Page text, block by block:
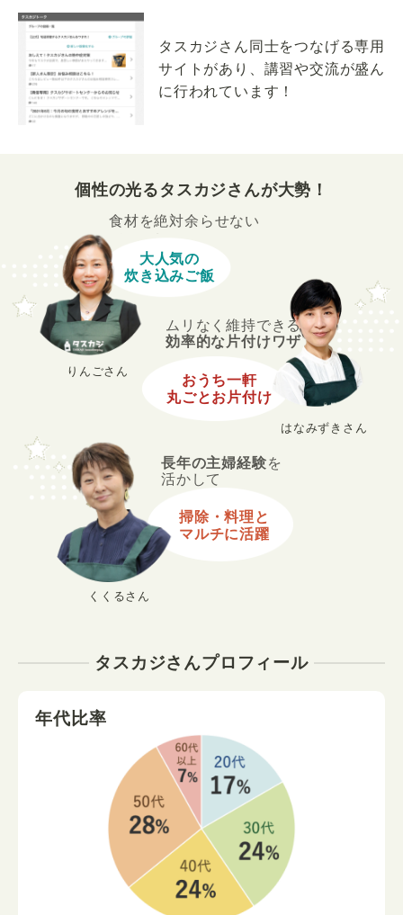
タスカジさん同士をつなげる専用
サイトがあり、講習や交流が盛ん
に行われています！
個性の光るタスカジさんが大勢！
くくるさん
長年の主婦経験を
活かして
掃除・料理と
マルチに活躍
りんごさん
食材を絶対余らせない
大人気の
炊き込みご飯
はなみずきさん
ムリなく維持できる
効率的な片付けワザ
おうち一軒
丸ごとお片付け
タスカジさんプロフィール
年代比率